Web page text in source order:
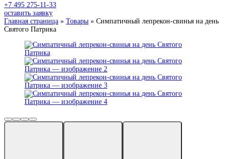
+7 495 275-11-33
оставить заявку
Главная страница » Товары » Симпатичный лепрекон-свинья на день
Святого Патрика